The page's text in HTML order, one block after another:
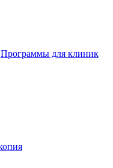
Программы для клиник